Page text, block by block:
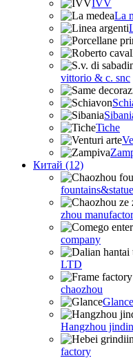
IVV
La
vittorio & c. snc
Tiche
Китай (12)
zhou
company
LTD
chaozhou
Glance
Hangzhou
factory